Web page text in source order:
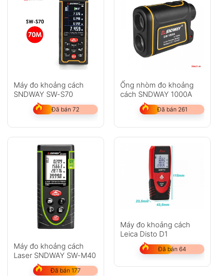
Máy đo khoảng cách
SNDWAY SW-S70
Đã bán 72
Ống nhòm đo khoảng
cách SNDWAY 1000A
Đã bán 261
Máy đo khoảng cách
Laser SNDWAY SW-M40
Đã bán 177
Máy đo khoảng cách
Leica Disto D1
Đã bán 64